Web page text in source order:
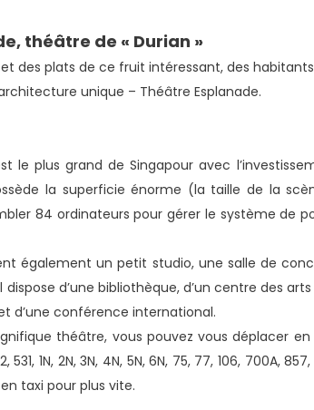
théâtre de « Durian »
des plats de ce fruit intéressant, des
unique – Théâtre Esplanade.
le plus grand de Singapour avec
la superficie énorme (la taille de la
84 ordinateurs pour gérer le système de
également un petit studio, une salle de
dispose d’une bibliothèque, d’un centre des
d’une conférence international.
théâtre, vous pouvez vous déplacer
531, 1N, 2N, 3N, 4N, 5N, 6N, 75, 77, 106, 700A, 857,
taxi pour plus vite.